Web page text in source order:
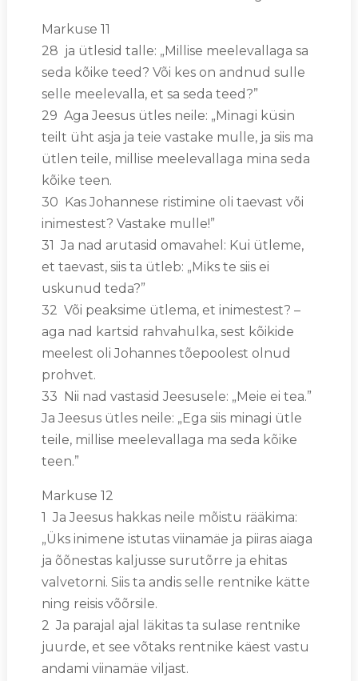
Markuse 11
28 ja ütlesid talle: „Millise meelevallaga sa
seda kõike teed? Või kes on andnud sulle
selle meelevalla, et sa seda teed?”
29 Aga Jeesus ütles neile: „Minagi küsin
teilt üht asja ja teie vastake mulle, ja siis ma
ütlen teile, millise meelevallaga mina seda
kõike teen.
30 Kas Johannese ristimine oli taevast või
inimestest? Vastake mulle!”
31 Ja nad arutasid omavahel: Kui ütleme,
et taevast, siis ta ütleb: „Miks te siis ei
uskunud teda?”
32 Või peaksime ütlema, et inimestest? –
aga nad kartsid rahvahulka, sest kõikide
meelest oli Johannes tõepoolest olnud
prohvet.
33 Nii nad vastasid Jeesusele: „Meie ei tea.”
Ja Jeesus ütles neile: „Ega siis minagi ütle
teile, millise meelevallaga ma seda kõike
teen.”
Markuse 12
1 Ja Jeesus hakkas neile mõistu rääkima:
„Üks inimene istutas viinamäe ja piiras aiaga
ja õõnestas kaljusse surutõrre ja ehitas
valvetorni. Siis ta andis selle rentnike kätte
ning reisis võõrsile.
2 Ja parajal ajal läkitas ta sulase rentnike
juurde, et see võtaks rentnike käest vastu
andami viinamäe viljast.